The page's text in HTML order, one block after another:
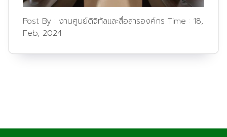
Post By : งานศูนย์ดิจิทัลและสื่อสารองค์กร Time : 18,
Feb, 2024